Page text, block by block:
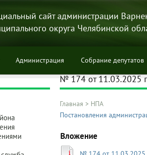
сайт администрации
округа Челябинской
Администрация Собрание депутатов
№ 174 от 11.03.2025
Строка
Главная > НПА
Постановления
Вложение